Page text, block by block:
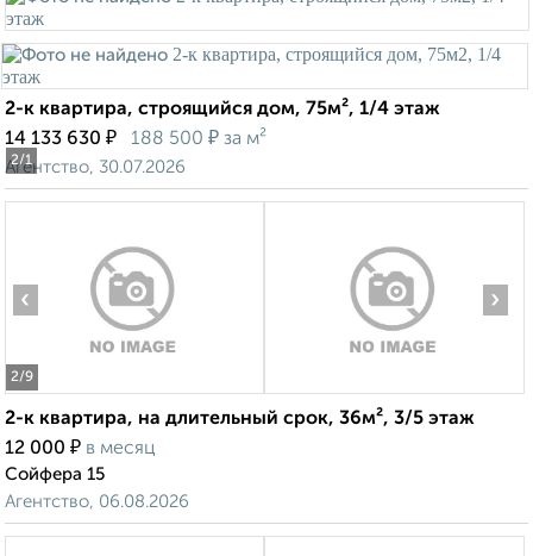
2/1
2-к квартира, строящийся дом, 75м², 1/4 этаж
14 133 630 ₽ 188 500 ₽ за м²
Агентство, 30.07.2026
2/9
‹ ›
2-к квартира, на длительный срок, 36м², 3/5 этаж
12 000 ₽ в месяц
Сойфера 15
Агентство, 06.08.2026